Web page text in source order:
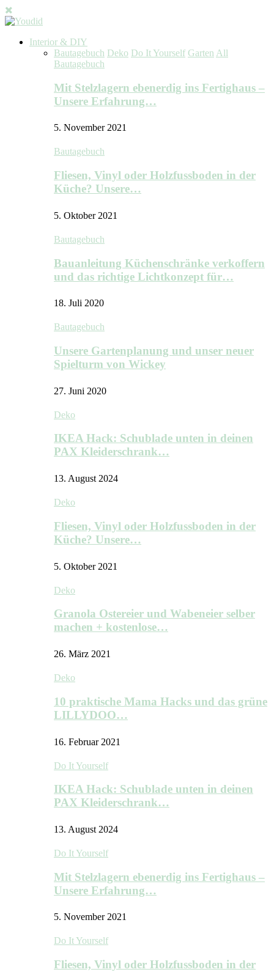
Interior & DIY
Bautagebuch Deko Do It Yourself Garten All
Bautagebuch
Mit Stelzlagern ebenerdig ins Fertighaus –
Unsere Erfahrung…
5. November 2021
Bautagebuch
Fliesen, Vinyl oder Holzfussboden in der
Küche? Unsere…
5. Oktober 2021
Bautagebuch
Bauanleitung Küchenschränke verkoffern
und das richtige Lichtkonzept für…
18. Juli 2020
Bautagebuch
Unsere Gartenplanung und unser neuer
Spielturm von Wickey
27. Juni 2020
Deko
IKEA Hack: Schublade unten in deinen
PAX Kleiderschrank…
13. August 2024
Deko
Fliesen, Vinyl oder Holzfussboden in der
Küche? Unsere…
5. Oktober 2021
Deko
Granola Ostereier und Wabeneier selber
machen + kostenlose…
26. März 2021
Deko
10 praktische Mama Hacks und das grüne
LILLYDOO…
16. Februar 2021
Do It Yourself
IKEA Hack: Schublade unten in deinen
PAX Kleiderschrank…
13. August 2024
Do It Yourself
Mit Stelzlagern ebenerdig ins Fertighaus –
Unsere Erfahrung…
5. November 2021
Do It Yourself
Fliesen, Vinyl oder Holzfussboden in der